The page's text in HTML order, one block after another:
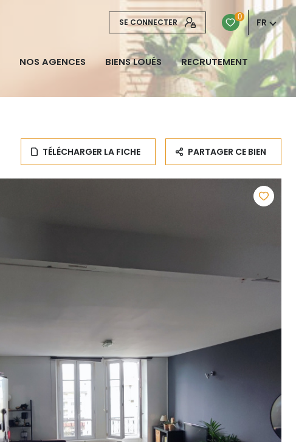
SE CONNECTER
0 FR
NOS AGENCES BIENS LOUÉS RECRUTEMENT
TÉLÉCHARGER LA FICHE PARTAGER CE BIEN